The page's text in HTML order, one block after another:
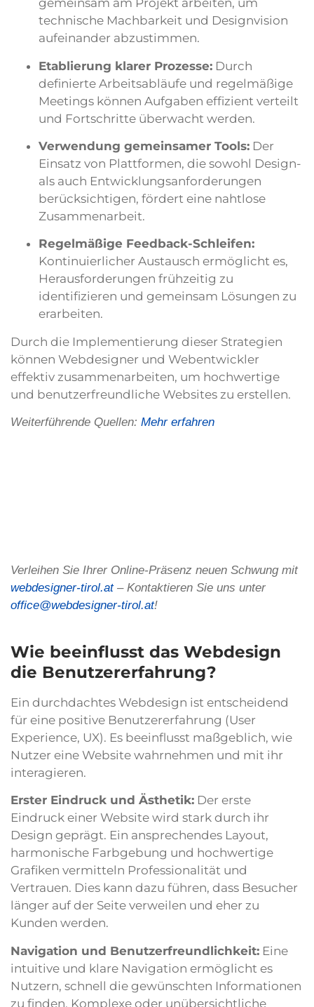
gemeinsam am Projekt arbeiten, um
technische Machbarkeit und Designvision
aufeinander abzustimmen.
Etablierung klarer Prozesse: Durch
definierte Arbeitsabläufe und regelmäßige
Meetings können Aufgaben effizient verteilt
und Fortschritte überwacht werden.
Verwendung gemeinsamer Tools: Der
Einsatz von Plattformen, die sowohl Design-
als auch Entwicklungsanforderungen
berücksichtigen, fördert eine nahtlose
Zusammenarbeit.
Regelmäßige Feedback-Schleifen:
Kontinuierlicher Austausch ermöglicht es,
Herausforderungen frühzeitig zu
identifizieren und gemeinsam Lösungen zu
erarbeiten.
Durch die Implementierung dieser Strategien
können Webdesigner und Webentwickler
effektiv zusammenarbeiten, um hochwertige
und benutzerfreundliche Websites zu erstellen.
Weiterführende Quellen: Mehr erfahren
Verleihen Sie Ihrer Online-Präsenz neuen Schwung mit
webdesigner-tirol.at– Kontaktieren Sie uns unter
office@webdesigner-tirol.at!
Wie beeinflusst das Webdesign
die Benutzererfahrung?
Ein durchdachtes Webdesign ist entscheidend
für eine positive Benutzererfahrung (User
Experience, UX). Es beeinflusst maßgeblich, wie
Nutzer eine Website wahrnehmen und mit ihr
interagieren.
Erster Eindruck und Ästhetik: Der erste
Eindruck einer Website wird stark durch ihr
Design geprägt. Ein ansprechendes Layout,
harmonische Farbgebung und hochwertige
Grafiken vermitteln Professionalität und
Vertrauen. Dies kann dazu führen, dass Besucher
länger auf der Seite verweilen und eher zu
Kunden werden.
Navigation und Benutzerfreundlichkeit: Eine
intuitive und klare Navigation ermöglicht es
Nutzern, schnell die gewünschten Informationen
zu finden. Komplexe oder unübersichtliche